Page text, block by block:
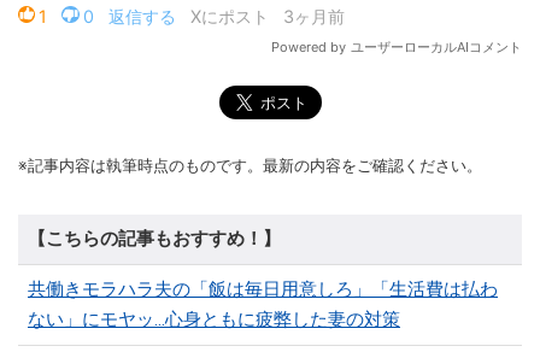
※記事内容は執筆時点のものです。最新の内容をご確認ください。
【こちらの記事もおすすめ！】
共働きモラハラ夫の「飯は毎日用意しろ」「生活費は払わ
ない」にモヤッ…心身ともに疲弊した妻の対策